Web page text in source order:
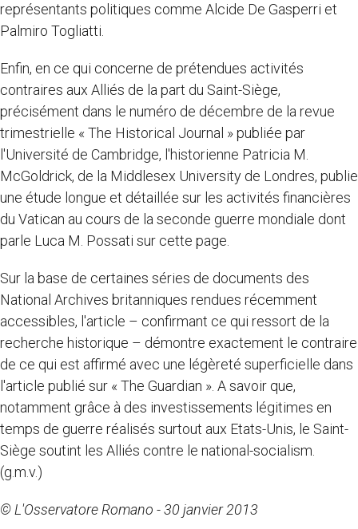
représentants politiques comme Alcide De Gasperri et
Palmiro Togliatti.
Enfin, en ce qui concerne de prétendues activités
contraires aux Alliés de la part du Saint-Siège,
précisément dans le numéro de décembre de la revue
trimestrielle « The Historical Journal » publiée par
l'Université de Cambridge, l'historienne Patricia M.
McGoldrick, de la Middlesex University de Londres, publie
une étude longue et détaillée sur les activités financières
du Vatican au cours de la seconde guerre mondiale dont
parle Luca M. Possati sur cette page.
Sur la base de certaines séries de documents des
National Archives britanniques rendues récemment
accessibles, l'article – confirmant ce qui ressort de la
recherche historique – démontre exactement le contraire
de ce qui est affirmé avec une légèreté superficielle dans
l'article publié sur « The Guardian ». A savoir que,
notamment grâce à des investissements légitimes en
temps de guerre réalisés surtout aux Etats-Unis, le Saint-
Siège soutint les Alliés contre le national-socialism.
(g.m.v.)
© L'Osservatore Romano - 30 janvier 2013